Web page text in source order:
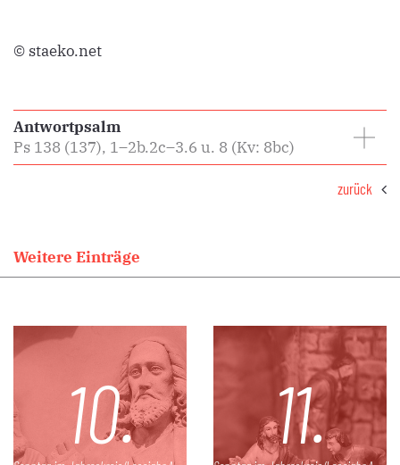
© staeko.net
Antwortpsalm
​​​​​​​Ps 138 (137), 1–2b.2c–3.6 u. 8 (Kv: 8bc)
zurück
Weitere Einträge
10. 11.